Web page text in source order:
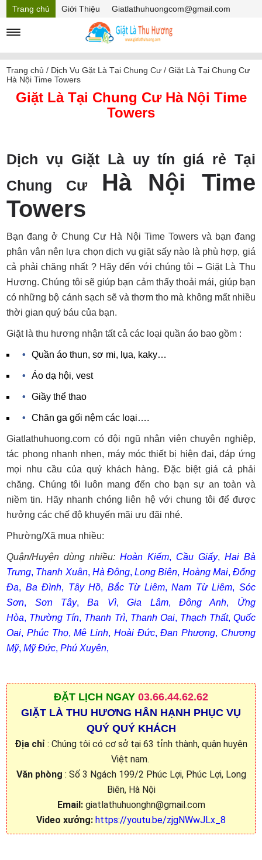
Trang chủ Giới Thiệu
Giatlathuhuongcom@gmail.com
Mã Giảm giá
Trang chủ / Dịch Vụ Gặt Là Tại Chung Cư /Giặt Là Tại Chung Cư
Hà Nội Time Towers
Giặt Là Tại Chung Cư Hà Nội Time
Towers
Dịch vụ Giặt Là uy tín giá rẻ Tại
Chung Cư Hà Nội Time
Towers
Bạn đang ở Chung Cư Hà Nội Time Towers và bạn đang
phân vân nên lựa chọn dịch vụ giặt sấy nào là phù hợp, giá
cả phải chăng nhất ? Hãy đến với chúng tôi – Giặt Là Thu
Hương. Chúng tôi sẽ giúp bạn cảm thấy thoải mái, giúp bạn
có những bộ cánh sạch sẽ và thơm tho mà không mất nhiều
thời gian quý báu của bạn.
Giặt là thu hương nhận tất cả các loại quần áo bao gồm :
Quần áo thun, sơ mi, lụa, kaky…
Áo dạ hội, vest
Giầy thể thao
Chăn ga gối nệm các loại….
Giatlathuhuong.com có đội ngũ nhân viên chuyên nghiệp,
tác phong nhanh nhẹn, máy móc thiết bị hiện đại, đáp ứng
mọi nhu cầu của quý khách hàng. Đặc biệt giá cả phải
chăng. Chúng tôi luôn mang đến cho bạn sự an toàn và
niềm tin. Hãy nhanh chóng liên hệ với chung tôi để được
hưởng các chế độ khuyến mãi ưu đãi nhé.
Phường/Xã mua nhiều:
Quận/Huyện dùng nhiều:Hoàn Kiếm, Cầu Giấy, Hai Bà
Trưng, Thanh Xuân, Hà Đông,Long Biên, Hoàng Mai, Đống
Đa, Ba Đình, Tây Hồ, Bắc Từ Liêm,Nam Từ Liêm, Sóc
Sơn, Sơn Tây,Ba Vì,Gia Lâm,Đông Anh, Ứng
Hòa, Thường Tín, Thanh Trì, Thanh Oai, Thạch Thất, Quốc
Oai, Phúc Thọ,Mê Linh, Hoài Đức,Đan Phượng, Chương
Mỹ,Mỹ Đức,Phú Xuyên,
ĐẶT LỊCH NGAY 03.66.44.62.62
GIẶT LÀ THU HƯƠNG HÂN HẠNH PHỤC VỤ
QUÝ QUÝ KHÁCH
Địa chỉ : Chúng tôi có cơ sở tại 63 tỉnh thành, quận huyện
Việt nam.
Văn phòng : Số 3 Ngách 199/2 Phúc Lợi, Phúc Lợi, Long
Biên, Hà Nội
Email:giatlathuhuonghn@gmail.com
Video xưởng: https://youtu.be/zjgNWwJLx_8